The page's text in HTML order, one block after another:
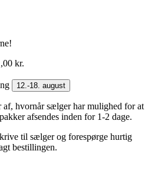
kr.
12.-18. august
hvornår sælger har mulighed for at
afsendes inden for 1-2 dage.
til sælger og forespørge hurtig
bestillingen.